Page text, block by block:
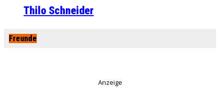
Thilo Schneider
Freunde
Anzeige